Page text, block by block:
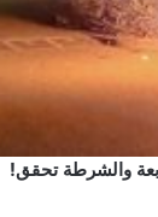
والشرطة تحقق!